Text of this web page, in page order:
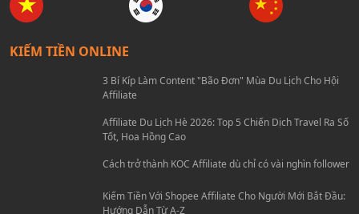
KIẾM TIỀN ONLINE
3 Bí Kíp Làm Content "Bão Đơn" Mùa Du Lịch Cho Hội
Affiliate
Affiliate Du Lịch Hè 2026: Top 5 Chiến Dịch Travel Ra Số
Tốt, Hoa Hồng Cao
Cách trở thành KOC Affiliate dù chỉ có vài nghìn follower